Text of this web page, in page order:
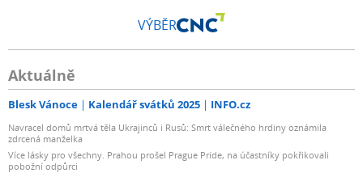
VÝBĚR
Aktuálně
Blesk Vánoce Kalendář svátků 2025 INFO.cz
Navracel domů mrtvá těla Ukrajinců i Rusů: Smrt válečného hrdiny oznámila
zdrcená manželka
Více lásky pro všechny. Prahou prošel Prague Pride, na účastníky pokřikovali
pobožní odpůrci